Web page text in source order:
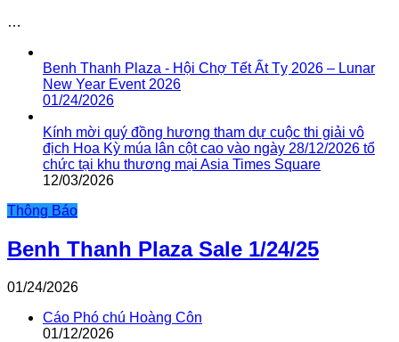
…
Benh Thanh Plaza - Hội Chợ Tết Ất Tỵ 2026 – Lunar
New Year Event 2026
01/24/2026
Kính mời quý đồng hương tham dự cuộc thi giải vô
địch Hoa Kỳ múa lân cột cao vào ngày 28/12/2026 tổ
chức tại khu thương mại Asia Times Square
12/03/2026
Thông Báo
Benh Thanh Plaza Sale 1/24/25
01/24/2026
Cáo Phó chú Hoàng Côn
01/12/2026